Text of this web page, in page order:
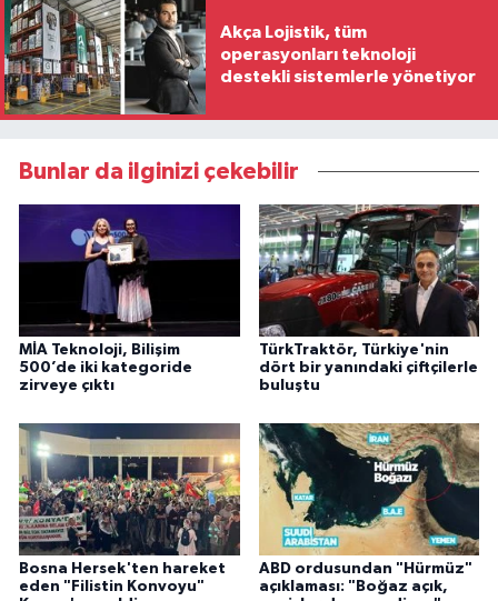
Akça Lojistik, tüm
operasyonları teknoloji
destekli sistemlerle yönetiyor
Bunlar da ilginizi çekebilir
MİA Teknoloji, Bilişim
500’de iki kategoride
zirveye çıktı
TürkTraktör, Türkiye'nin
dört bir yanındaki çiftçilerle
buluştu
Bosna Hersek'ten hareket
eden "Filistin Konvoyu"
ABD ordusundan "Hürmüz"
açıklaması: "Boğaz açık,